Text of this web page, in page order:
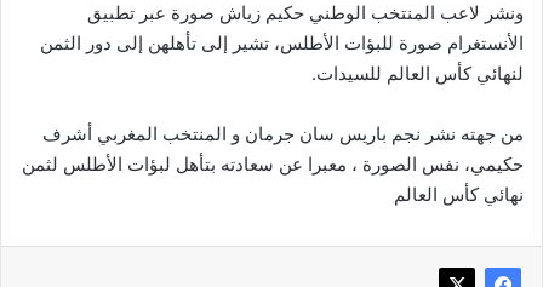
ونشر لاعب المنتخب الوطني حكيم زياش صورة عبر تطبيق
الأنستغرام صورة للبؤات الأطلس، تشير إلى تأهلهن إلى دور الثمن
لنهائي كأس العالم للسيدات.
من جهته نشر نجم باريس سان جرمان و المنتخب المغربي أشرف
حكيمي، نفس الصورة ، معبرا عن سعادته بتأهل لبؤات الأطلس لثمن
نهائي كأس العالم